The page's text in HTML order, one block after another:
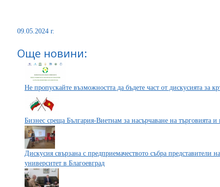
09.05.2024 г.
Още новини:
Не пропускайте възможността да бъдете част от дискусията за
Бизнес среща България-Виетнам за насърчаване на търговията и
Дискусия свързана с предприемачеството събра представители
университет в Благоевград